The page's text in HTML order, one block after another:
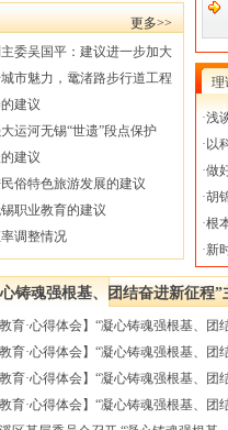
更多>>
委吴国平：建议进一步加大
市魅力，鼋渚路步行道工程
建议
运河无锡“世遗”段点保护
建议
俗特色旅游发展的建议
职业教育的建议
调整情况
理
·浅
· 以
·做
·胡
·根
·新
铸魂强根基、团结奋进新征程”
教育·心得体会】“凝心铸魂强根基、团
教育·心得体会】“凝心铸魂强根基、团
教育·心得体会】“凝心铸魂强根基、团
教育·心得体会】“凝心铸魂强根基、团